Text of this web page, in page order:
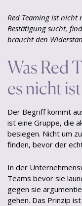
Red Teaming ist nicht
Bestätigung sucht,
braucht den
Was Red
es nicht ist
Der Begriff kommt
ist eine Gruppe, die
besiegen. Nicht um
finden, bevor der
In der
Teams bevor sie
gegen sie
gehen. Das Prinzip